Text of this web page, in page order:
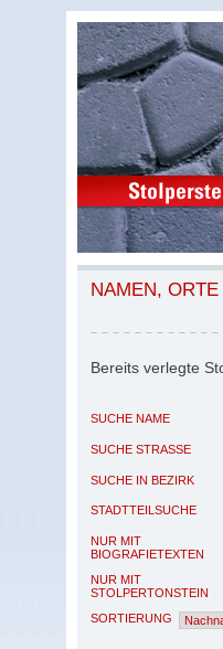
NAMEN,
Bereits verlegte
SUCHE NAME
SUCHE STRASSE
SUCHE IN BEZIRK
STADTTEILSUCHE
NUR MIT
BIOGRAFIETEXTEN
NUR MIT
STOLPERTONSTEIN
SORTIERUNG